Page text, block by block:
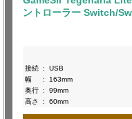
ントローラー Switch/
接続 :
USB
幅
:
163mm
奥行 :
99mm
高さ
: 60mm